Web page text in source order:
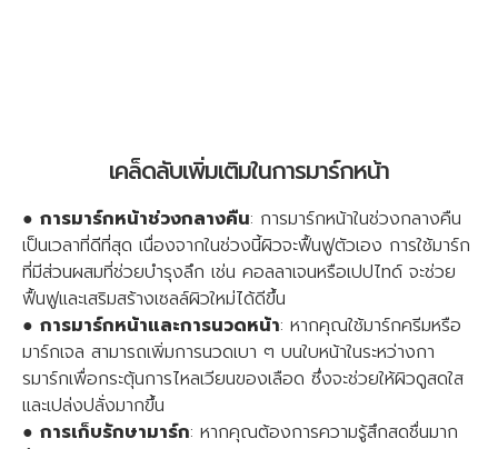
เคล็ดลับเพิ่มเติมในการมาร์กหน้า
● การมาร์กหน้าช่วงกลางคืน: การมาร์กหน้าในช่วงกลางคืน
เป็นเวลาที่ดีที่สุด เนื่องจากในช่วงนี้ผิวจะฟื้นฟูตัวเอง การใช้มาร์ก
ที่มีส่วนผสมที่ช่วยบำรุงลึก เช่น คอลลาเจนหรือเปปไทด์ จะช่วย
ฟื้นฟูและเสริมสร้างเซลล์ผิวใหม่ได้ดีขึ้น
● การมาร์กหน้าและการนวดหน้า: หากคุณใช้มาร์กครีมหรือ
มาร์กเจล สามารถเพิ่มการนวดเบา ๆ บนใบหน้าในระหว่างกา
รมาร์กเพื่อกระตุ้นการไหลเวียนของเลือด ซึ่งจะช่วยให้ผิวดูสดใส
และเปล่งปลั่งมากขึ้น
● การเก็บรักษามาร์ก: หากคุณต้องการความรู้สึกสดชื่นมาก